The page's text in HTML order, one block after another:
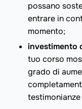
possano
entrare in
momento;
investimento
tuo corso
grado di